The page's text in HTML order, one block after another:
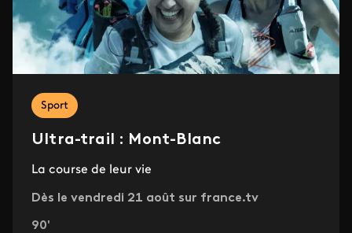
Sport
Ultra-trail : Mont-Blanc
La course de leur vie
Dès le vendredi 21 août sur france.tv
90'